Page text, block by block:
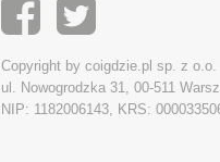
Copyright by coigdzie.pl sp. z o.o.
ul. Nowogrodzka 31, 00-511
NIP: 1182006143, KRS: